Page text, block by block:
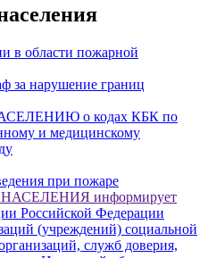
в области пожарной
за нарушение границ
о кодах КБК по
и медицинскому
при пожаре
информирует
Российской Федерации
(учреждений) социальной
служб доверия,